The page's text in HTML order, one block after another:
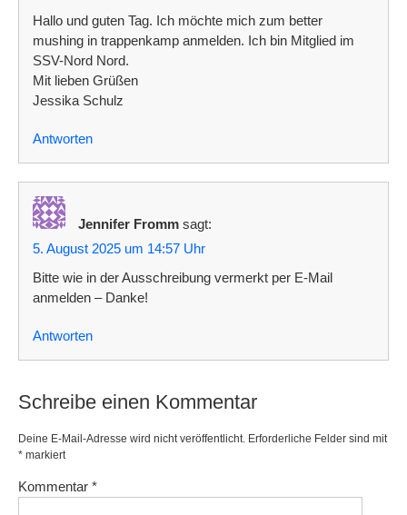
Hallo und guten Tag. Ich möchte mich zum better
mushing in trappenkamp anmelden. Ich bin Mitglied im
SSV-Nord Nord.
Mit lieben Grüßen
Jessika Schulz
Antworten
Jennifer Fromm sagt:
5. August 2025 um 14:57 Uhr
Bitte wie in der Ausschreibung vermerkt per E-Mail
anmelden – Danke!
Antworten
Schreibe einen Kommentar
Deine E-Mail-Adresse wird nicht veröffentlicht. Erforderliche Felder sind mit
* markiert
Kommentar *